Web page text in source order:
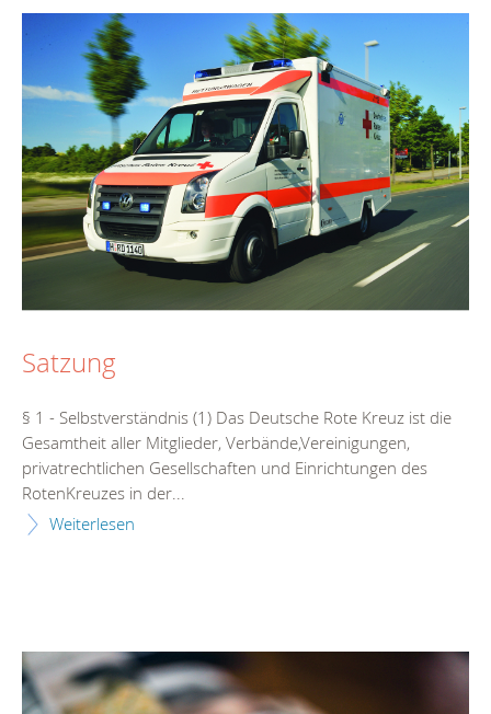
Satzung
§ 1 - Selbstverständnis (1) Das Deutsche Rote Kreuz ist die
Gesamtheit aller Mitglieder, Verbände,Vereinigungen,
privatrechtlichen Gesellschaften und Einrichtungen des
RotenKreuzes in der...
Weiterlesen